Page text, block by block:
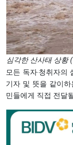
심각한 산사태 상황
모든 독자‧청취자의
기자 및 뜻을 같이
민들에게 직접 전달